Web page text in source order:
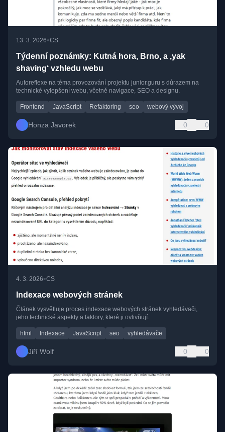
13. 3. 2026•CS
Týdenní poznámky: Kutná hora, Brno, a ‚yak
shaving‘ vzhledu webu
Autoreflexe na téma provozování projektu junior.guru s důrazem na
technické vylepšení webu, včetně navigace, SEO a designu.
Frontend JavaScript Refaktoring seo webový vývoj
Honza Javorek 0 0
4. 3. 2026•CS
Indexace webových stránek
Článek vysvětluje proces indexace webových stránek vyhledávači,
jeho technické aspekty a faktory, které ji ovlivňují.
html Indexace JavaScript seo vyhledávače
Jiří Wolf 0 0